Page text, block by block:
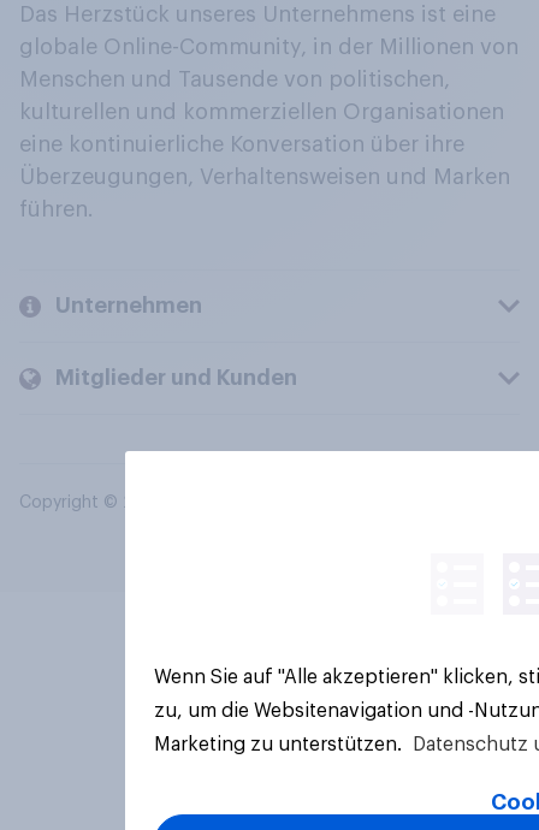
Das Herzstück unseres Unternehmens ist eine
globale Online-Community, in der Millionen von
Menschen und Tausende von politischen,
kulturellen und kommerziellen Organisationen
eine kontinuierliche Konversation über ihre
Überzeugungen, Verhaltensweisen und Marken
führen.
Unternehmen
Mitglieder und Kunden
Copyright © 2026 YouGov PLC. Alle Rechte vorbehalten.
Wenn Sie auf "Alle akzeptieren" klicken,
zu, um die Websitenavigation und -
Marketing zu unterstützen.
Datenschutz